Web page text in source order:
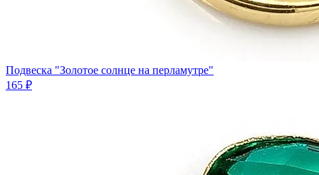
Подвеска "Золотое солнце на перламутре"
165 ₽